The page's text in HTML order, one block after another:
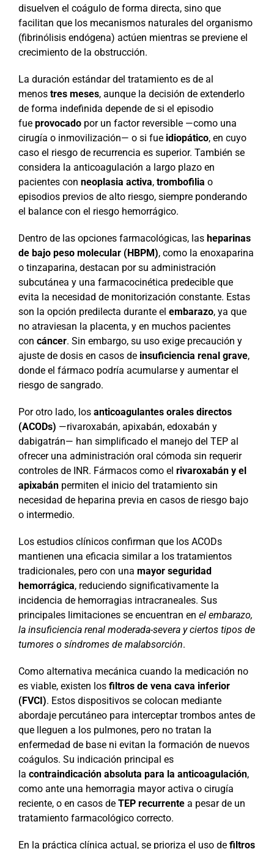
disuelven el coágulo de forma directa, sino que
facilitan que los mecanismos naturales del organismo
(fibrinólisis endógena) actúen mientras se previene el
crecimiento de la obstrucción.
La duración estándar del tratamiento es de al
menos tres meses, aunque la decisión de extenderlo
de forma indefinida depende de si el episodio
fue provocadopor un factor reversible —como una
cirugía o inmovilización— o si fue idiopático, en cuyo
caso el riesgo de recurrencia es superior. También se
considera la anticoagulación a largo plazo en
pacientes con neoplasia activa, trombofilia o
episodios previos de alto riesgo, siempre ponderando
el balance con el riesgo hemorrágico.
Dentro de las opciones farmacológicas, las heparinas
de bajo peso molecular (HBPM), como la enoxaparina
o tinzaparina, destacan por su administración
subcutánea y una farmacocinética predecible que
evita la necesidad de monitorización constante. Estas
son la opción predilecta durante el embarazo, ya que
no atraviesan la placenta, y en muchos pacientes
con cáncer. Sin embargo, su uso exige precaución y
ajuste de dosis en casos de insuficiencia renal grave,
donde el fármaco podría acumularse y aumentar el
riesgo de sangrado.
Por otro lado, los anticoagulantes orales directos
(ACODs) —rivaroxabán, apixabán, edoxabán y
dabigatrán— han simplificado el manejo del TEP al
ofrecer una administración oral cómoda sin requerir
controles de INR. Fármacos como el rivaroxabán y el
apixabánpermiten el inicio del tratamiento sin
necesidad de heparina previa en casos de riesgo bajo
o intermedio.
Los estudios clínicos confirman que los ACODs
mantienen una eficacia similar a los tratamientos
tradicionales, pero con una mayor seguridad
hemorrágica, reduciendo significativamente la
incidencia de hemorragias intracraneales. Sus
principales limitaciones se encuentran en el embarazo,
la insuficiencia renal moderada-severa y ciertos tipos de
tumores o síndromes de malabsorción.
Como alternativa mecánica cuando la medicación no
es viable, existen los filtros de vena cava inferior
(FVCI). Estos dispositivos se colocan mediante
abordaje percutáneo para interceptar trombos antes de
que lleguen a los pulmones, pero no tratan la
enfermedad de base ni evitan la formación de nuevos
coágulos. Su indicación principal es
la contraindicación absoluta para la anticoagulación,
como ante una hemorragia mayor activa o cirugía
reciente, o en casos de TEP recurrentea pesar de un
tratamiento farmacológico correcto.
En la práctica clínica actual, se prioriza el uso de filtros